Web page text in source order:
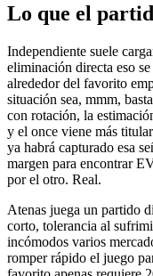
Lo que el
Independiente suele
eliminación directa eso
alrededor del favorito
situación sea, mmm,
con rotación, la
y el once viene más
ya habrá capturado esa
margen para encontrar
por el otro. Real.
Atenas juega un partido
corto, tolerancia al
incómodos varios
romper rápido el juego